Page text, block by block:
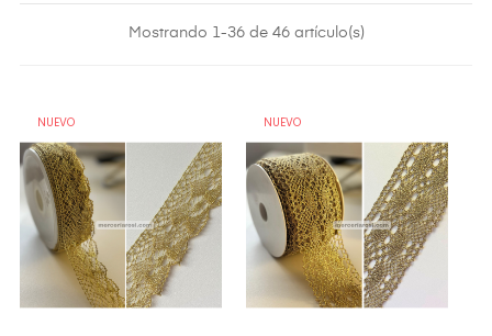
Mostrando 1-36 de 46 artículo(s)
NUEVO NUEVO